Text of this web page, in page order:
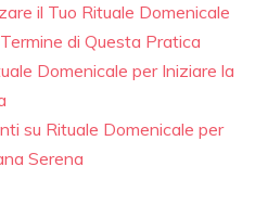
il Tuo Rituale Domenicale
di Questa Pratica
Domenicale per Iniziare la
su Rituale Domenicale per
Serena